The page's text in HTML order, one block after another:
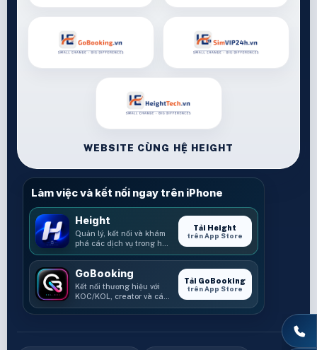
WEBSITE CÙNG HỆ HEIGHT
Làm việc và kết nối ngay trên iPhone
Height
Quản lý, kết nối và khám
phá các dịch vụ trong hệ
sinh thái Height.
Tải Height
trên App Store
GoBooking
Kết nối thương hiệu với
KOC/KOL, creator và các
cơ hội booking.
Tải GoBooking
trên App Store